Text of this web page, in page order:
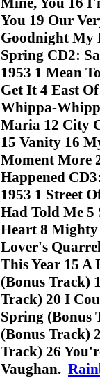
You 19 Our
Goodnight My
Spring CD2:
1953 1 Mean
Get It 4 East
Whippa-
Maria 12 City
15 Vanity 16
Moment More
Happened
1953 1 Street
Had Told Me
Heart 8 Mighty
Lover's
This Year 15 A
(Bonus Track)
Track) 20 I
Spring (Bonus
(Bonus Track)
Track) 26
Vaughan.